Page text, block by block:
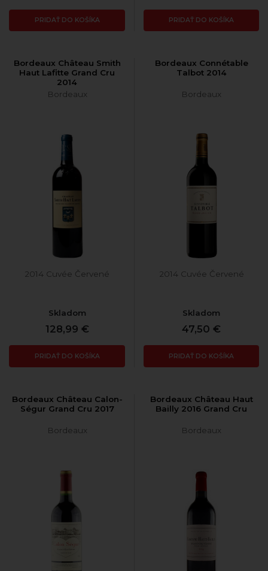
PRIDAŤ DO KOŠÍKA PRIDAŤ DO KOŠÍKA
Bordeaux Château Smith
Haut Lafitte Grand Cru
2014
Bordeaux
2014 Cuvée Červené
Skladom
128,99 €
PRIDAŤ DO KOŠÍKA
Bordeaux Connétable
Talbot 2014
Bordeaux
2014 Cuvée Červené
Skladom
47,50 €
PRIDAŤ DO KOŠÍKA
Bordeaux Château Calon-
Ségur Grand Cru 2017
Bordeaux
Bordeaux Château Haut
Bailly 2016 Grand Cru
Bordeaux